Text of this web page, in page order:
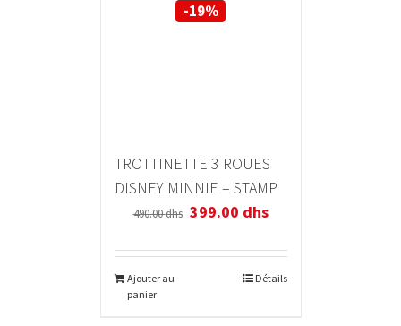
-19%
TROTTINETTE 3 ROUES
DISNEY MINNIE – STAMP
490.00dhs 399.00 dhs
Ajouter au
panier
Détails